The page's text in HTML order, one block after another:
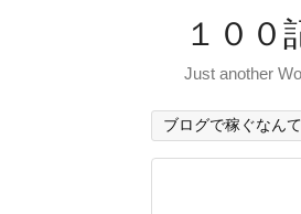
１００
Just another
ブログで稼ぐなん